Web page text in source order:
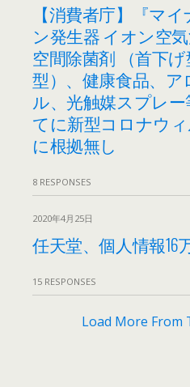
【消費者庁】『マ
ン発生器 イオン空気
空間除菌剤 （首下
型）、健康食品、ア
ル、光触媒スプレ
てに新型コロナウ
に根拠無し
8 RESPONSES
2020年4月25日
任天堂、個人情報16
15 RESPONSES
Load More From